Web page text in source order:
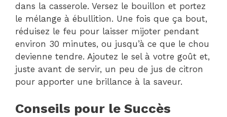
dans la casserole. Versez le bouillon et portez
le mélange à ébullition. Une fois que ça bout,
réduisez le feu pour laisser mijoter pendant
environ 30 minutes, ou jusqu’à ce que le chou
devienne tendre. Ajoutez le sel à votre goût et,
juste avant de servir, un peu de jus de citron
pour apporter une brillance à la saveur.
Conseils pour le Succès